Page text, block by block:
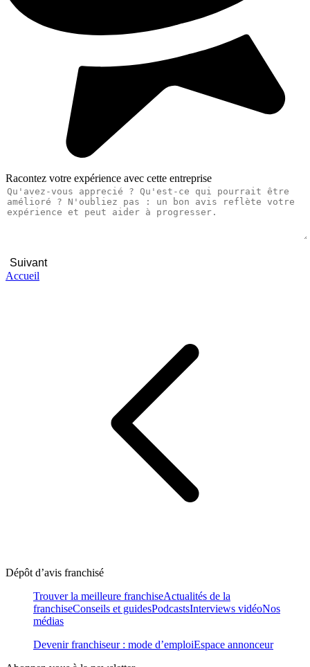
Racontez votre expérience avec cette entreprise
Suivant
Accueil
Dépôt d’avis franchisé
Trouver la meilleure franchiseActualités de la
franchiseConseils et guidesPodcastsInterviews vidéoNos
médias
Devenir franchiseur : mode d’emploiEspace annonceur